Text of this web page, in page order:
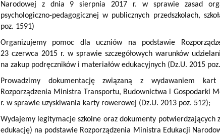
Narodowej z dnia 9 sierpnia 2017 r. w sprawie zasad
psychologiczno-pedagogicznej w publicznych przedszkolach,
poz. 1591)
Organizujemy pomoc dla uczniów na podstawie
23 czerwca 2015 r. w sprawie szczegółowych warunków
na zakup podręczników i materiałów edukacyjnych (Dz.U. 2015
Prowadzimy dokumentację związaną z wydawaniem
Rozporządzenia Ministra Transportu, Budownictwa i Gospodarki
r. w sprawie uzyskiwania karty rowerowej (Dz.U. 2013 poz. 512);
Wydajemy legitymacje szkolne oraz dokumenty potwierdzających
edukację) na podstawie Rozporządzenia Ministra Edukacji